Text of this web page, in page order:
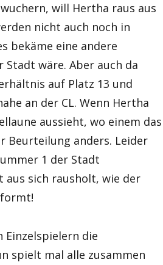
will Hertha raus aus
nicht auch noch in
bekäme eine andere
wäre. Aber auch da
auf Platz 13 und
an der CL. Wenn Hertha
aussieht, wo einem das
Beurteilung anders. Leider
1 der Stadt
aus sich rausholt, wie der
Einzelspielern die
spielt mal alle zusammen